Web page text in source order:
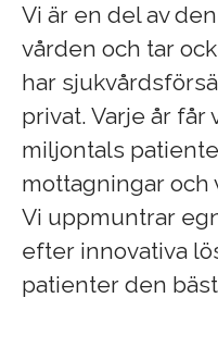
Vi är en del av
vården och tar
har
privat. Varje år
miljontals
mottagningar och
Vi uppmuntrar
efter innovativa
patienter den